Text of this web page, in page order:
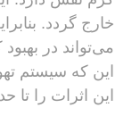
خارج گردد.
می‌تواند در
این که سیستم
این اثرات را تا